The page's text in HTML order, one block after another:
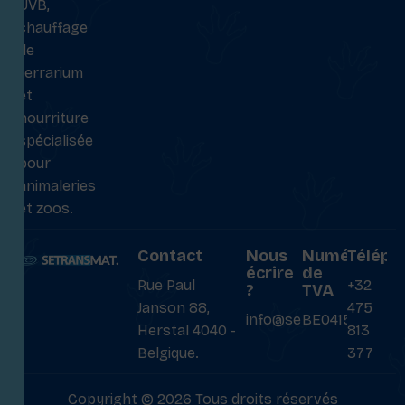
UVB,
chauffage
de
terrarium
et
nourriture
spécialisée
pour
animaleries
et zoos.
Contact
Rue Paul
Janson 88,
Herstal 4040 -
Belgique.
Nous
écrire
?
info@setransmat.com
Numéro
de
TVA
BE0415027069
+32
475
813
377
Copyright © 2026 Tous droits réservés